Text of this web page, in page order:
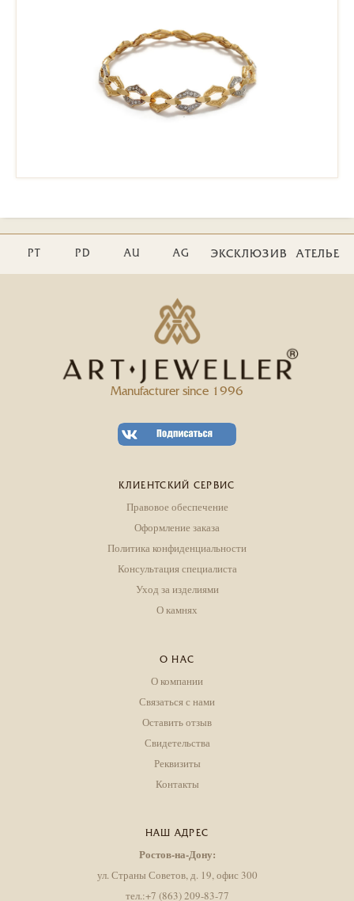
PT PD AU AG ЭКСКЛЮЗИВ АТЕЛЬЕ
Manufacturer since 1996
КЛИЕНТСКИЙ СЕРВИС
Правовое обеспечение
Оформление заказа
Политика конфиденциальности
Консультация специалиста
Уход за изделиями
О камнях
О НАС
О компании
Связаться с нами
Оставить отзыв
Свидетельства
Реквизиты
Контакты
НАШ АДРЕС
Ростов-на-Дону:
ул. Страны Советов, д. 19, офис 300
тел.:+7 (863) 209-83-77